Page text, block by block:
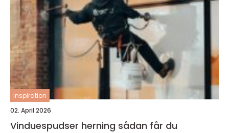
inspiration
02. April 2026
Vinduespudser herning sådan får du